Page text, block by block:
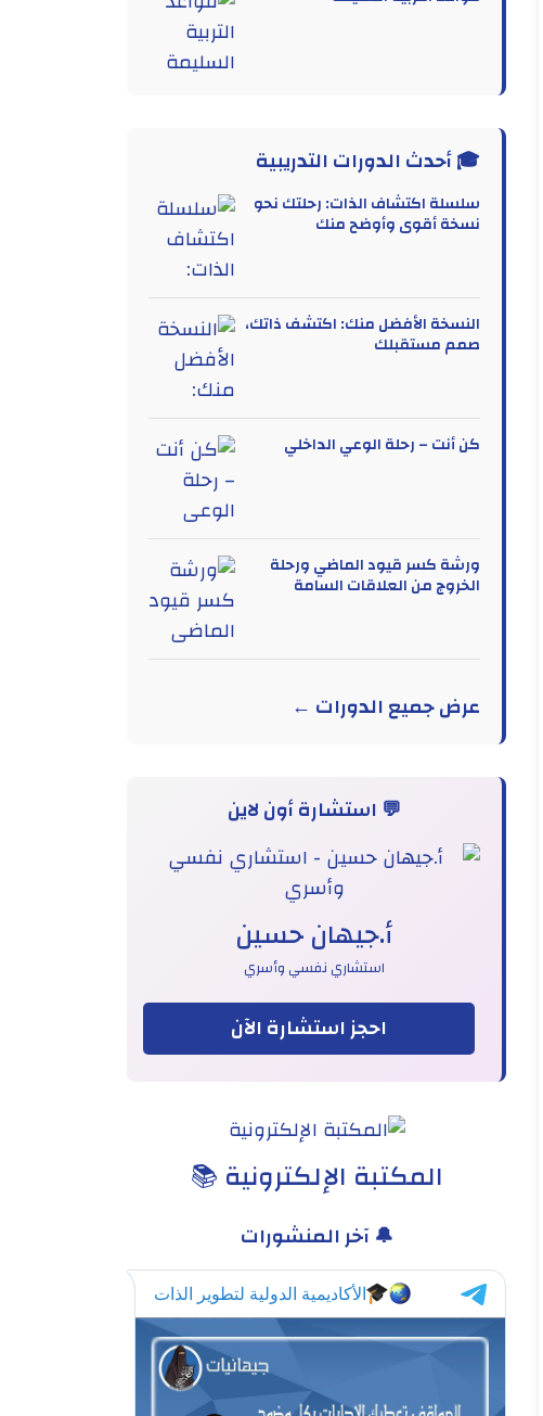
🎓 أحدث الدورات التدريبية
سلسلة اكتشاف الذات: رحلتك نحو
نسخة أقوى وأوضح منك
النسخة الأفضل منك: اكتشف ذاتك،
صمم مستقبلك
كن أنت – رحلة الوعي الداخلي
ورشة كسر قيود الماضي ورحلة
الخروج من العلاقات السامة
عرض جميع الدورات ←
💬 استشارة أون لاين
أ.جيهان حسين
استشاري نفسي وأسري
احجز استشارة الآن
المكتبة الإلكترونية 📚
🔔 آخر المنشورات